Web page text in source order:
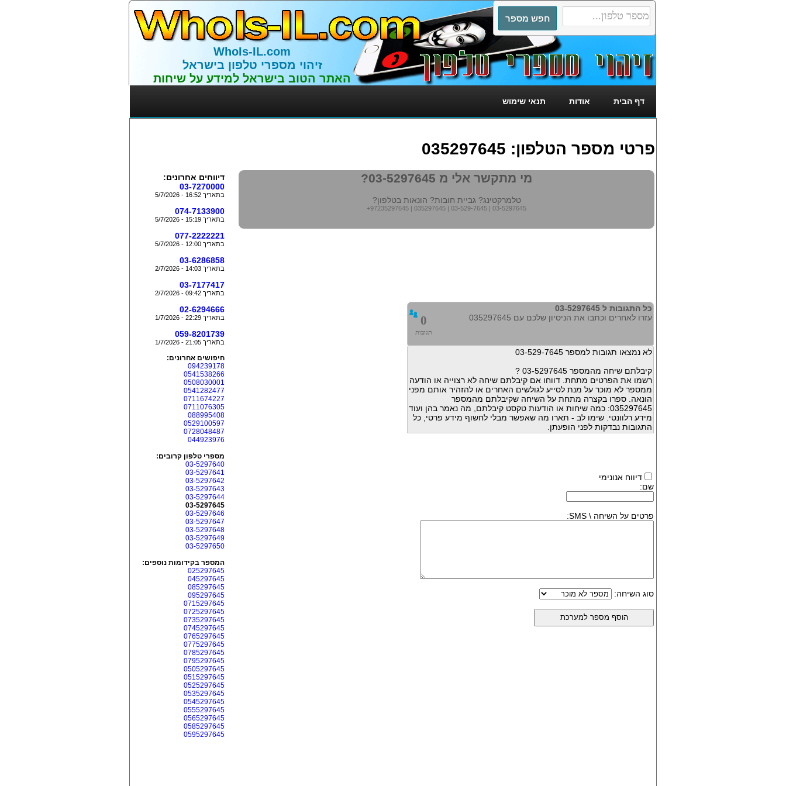
WhoIs-IL.com
זיהוי מספרי טלפון בישראל
האתר הטוב בישראל למידע על שיחות
דף הבית אודות תנאי שימוש
פרטי מספר הטלפון: 035297645
מי מתקשר אלי מ 03-5297645?
טלמרקטינג? גביית חובות? הונאות בטלפון?
+97235297645 | 035297645 | 03-529-7645 | 03-5297645
0
תגובות
כל התגובות ל 03-5297645
עזרו לאחרים וכתבו את הניסיון שלכם עם 035297645
לא נמצאו תגובות למספר 03-529-7645
קיבלתם שיחה מהמספר 03-5297645 ?
רשמו את הפרטים מתחת. דווחו אם קיבלתם שיחה לא רצוייה או הודעה
ממספר לא מוכר על מנת לסייע לגולשים האחרים או להזהיר אותם מפני
הונאה. ספרו בקצרה מתחת על השיחה שקיבלתם מהמספר
035297645: כמה שיחות או הודעות טקסט קיבלתם, מה נאמר בהן ועוד
מידע רלוונטי. שימו לב - תארו מה שאפשר מבלי לחשוף מידע פרטי, כל
התגובות נבדקות לפני הופעתן.
דיווח אנונימי
שם:
פרטים על השיחה \ SMS:
סוג השיחה:
דיווחים אחרונים:
03-7270000
בתאריך 16:52 - 5/7/2026
074-7133900
בתאריך 15:19 - 5/7/2026
077-2222221
בתאריך 12:00 - 5/7/2026
03-6286858
בתאריך 14:03 - 2/7/2026
03-7177417
בתאריך 09:42 - 2/7/2026
02-6294666
בתאריך 22:29 - 1/7/2026
059-8201739
בתאריך 21:05 - 1/7/2026
חיפושים אחרונים:
094239178
0541538266
0508030001
0541282477
0711674227
0711076305
088995408
0529100597
0728048487
044923976
מספרי טלפון קרובים:
03-5297640
03-5297641
03-5297642
03-5297643
03-5297644
03-5297645
03-5297646
03-5297647
03-5297648
03-5297649
03-5297650
המספר בקידומות נוספים:
025297645
045297645
085297645
095297645
0715297645
0725297645
0735297645
0745297645
0765297645
0775297645
0785297645
0795297645
0505297645
0515297645
0525297645
0535297645
0545297645
0555297645
0565297645
0585297645
0595297645